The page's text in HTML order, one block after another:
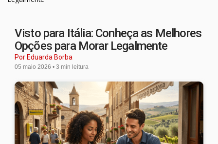
Visto para Itália: Conheça as Melhores
Opções para Morar Legalmente
Por Eduarda Borba
05 maio 2026 • 3 min leitura